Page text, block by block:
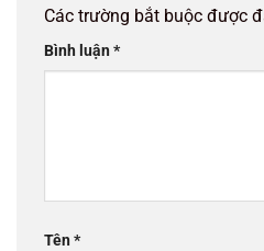
Các trường bắt buộc được
Bình luận*
Tên*